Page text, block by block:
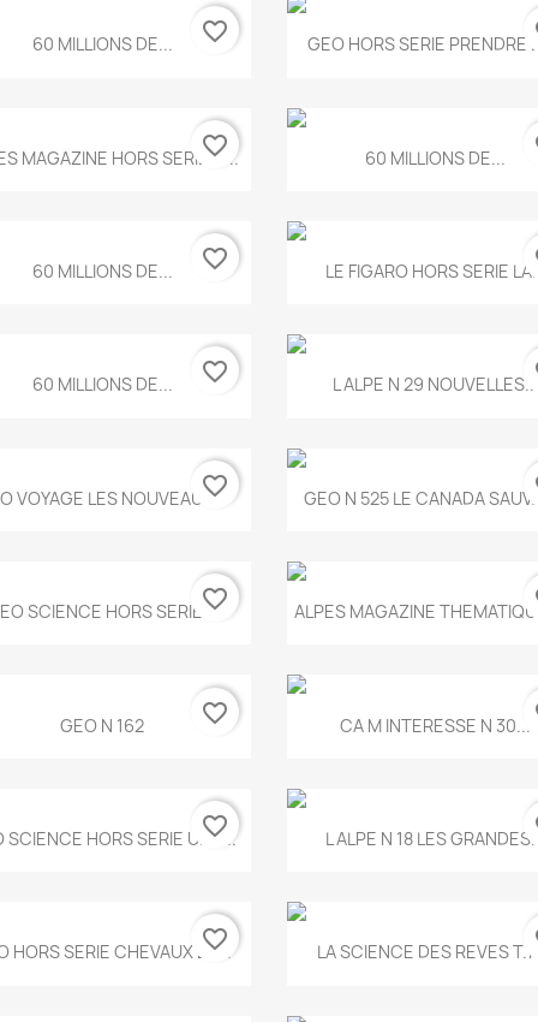
Aperçu rapide
60 MILLIONS DE... favorite_border Aperçu rapide
GEO HORS SERIE PRENDRE
Aperçu rapide
MAGAZINE HORS SERIE N...
favorite_border Aperçu rapide
60 MILLIONS DE...
Aperçu rapide
60 MILLIONS DE... favorite_border Aperçu rapide
LE FIGARO HORS SERIE
Aperçu rapide
60 MILLIONS DE... favorite_border Aperçu rapide
L ALPE N 29 NOUVELLES...
Aperçu rapide
VOYAGE LES NOUVEAUX...
favorite_border Aperçu rapide
GEO N 525 LE CANADA
Aperçu rapide
SCIENCE HORS SERIE...
favorite_border Aperçu rapide
ALPES MAGAZINE
Aperçu rapide
GEO N 162 favorite_border Aperçu rapide
CA M INTERESSE N 30...
Aperçu rapide
SCIENCE HORS SERIE UNE...
favorite_border Aperçu rapide
L ALPE N 18 LES
Aperçu rapide
HORS SERIE CHEVAUX ET...
favorite_border Aperçu rapide
LA SCIENCE DES REVES